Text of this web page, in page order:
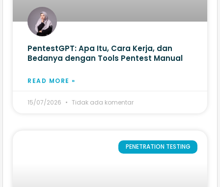
PentestGPT: Apa Itu, Cara Kerja, dan
Bedanya dengan Tools Pentest Manual
READ MORE »
15/07/2026 Tidak ada komentar
PENETRATION TESTING